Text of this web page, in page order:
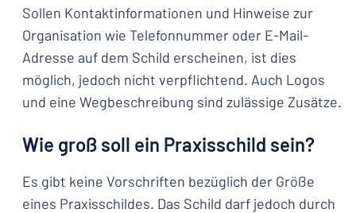
Sollen Kontaktinformationen und Hinweise zur
Organisation wie Telefonnummer oder E-Mail-
Adresse auf dem Schild erscheinen, ist dies
möglich, jedoch nicht verpflichtend. Auch Logos
und eine Wegbeschreibung sind zulässige Zusätze.
Wie groß soll ein Praxisschild sein?
Es gibt keine Vorschriften bezüglich der Größe
eines Praxisschildes. Das Schild darf jedoch durch